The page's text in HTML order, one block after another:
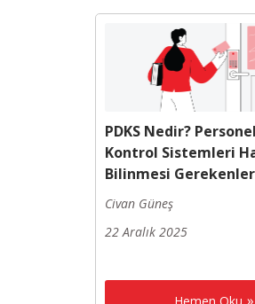
PDKS Nedir?
Kontrol Sistemleri
Bilinmesi Gerekenler
Civan Güneş
22 Aralık 2025
Hemen Oku